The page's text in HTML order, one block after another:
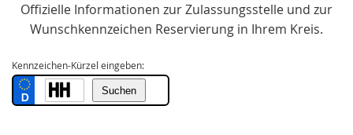
Offizielle Informationen zur Zulassungsstelle und zur
Wunschkennzeichen Reservierung in Ihrem Kreis.
Kennzeichen-Kürzel eingeben: